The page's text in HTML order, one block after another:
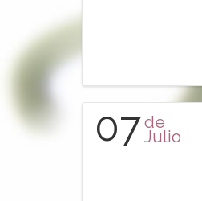
07de
Julio